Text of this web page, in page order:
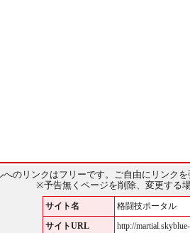
へのリンクはフリーです。ご自由にリンク
※予告無くページを削除、変更する
サイト名 格闘技ポータル
サイトURL http://